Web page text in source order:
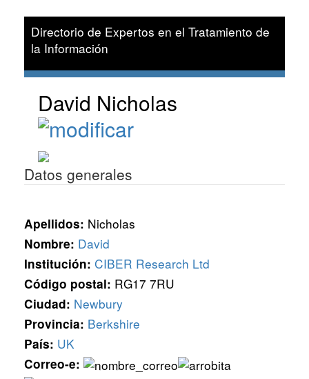
Directorio de Expertos en el Tratamiento de
la Información
David Nicholas
Datos generales
Apellidos: Nicholas
Nombre: David
Institución: CIBER Research Ltd
Código postal: RG17 7RU
Ciudad: Newbury
Provincia: Berkshire
País: UK
Correo-e: